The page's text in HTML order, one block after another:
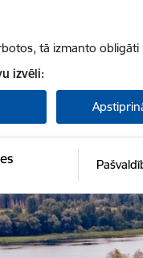
tā izmanto
izvēli: